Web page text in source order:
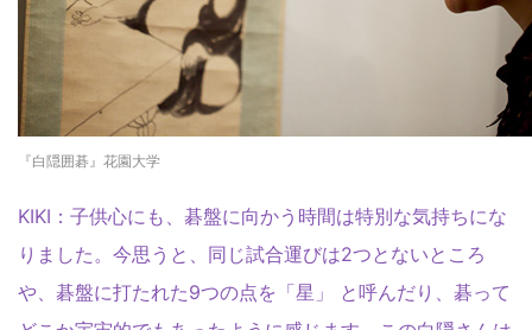
『白隠囲碁』花園大学
KIKI：子供心にも、碁盤に向かう時間は特別な気持ちにな
りました。今思うと、同じ試合運びは2つとないところ
や、碁盤に打たれた9つの点を「星」 と呼んだり、碁って